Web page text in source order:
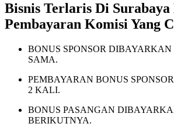
Bisnis Terlaris Di Surabaya
Pembayaran Komisi Yang
BONUS SPONSOR
SAMA.
PEMBAYARAN BONUS
2 KALI.
BONUS PASANGAN
BERIKUTNYA.